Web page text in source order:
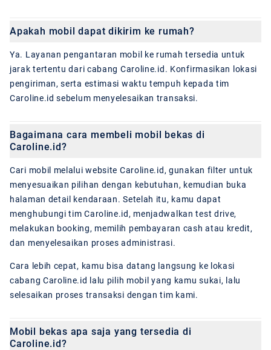
Apakah mobil dapat dikirim ke rumah?
Ya. Layanan pengantaran mobil ke rumah tersedia untuk
jarak tertentu dari cabang Caroline.id. Konfirmasikan lokasi
pengiriman, serta estimasi waktu tempuh kepada tim
Caroline.id sebelum menyelesaikan transaksi.
Bagaimana cara membeli mobil bekas di
Caroline.id?
Cari mobil melalui website Caroline.id, gunakan filter untuk
menyesuaikan pilihan dengan kebutuhan, kemudian buka
halaman detail kendaraan. Setelah itu, kamu dapat
menghubungi tim Caroline.id, menjadwalkan test drive,
melakukan booking, memilih pembayaran cash atau kredit,
dan menyelesaikan proses administrasi.
Cara lebih cepat, kamu bisa datang langsung ke lokasi
cabang Caroline.id lalu pilih mobil yang kamu sukai, lalu
selesaikan proses transaksi dengan tim kami.
Mobil bekas apa saja yang tersedia di
Caroline.id?